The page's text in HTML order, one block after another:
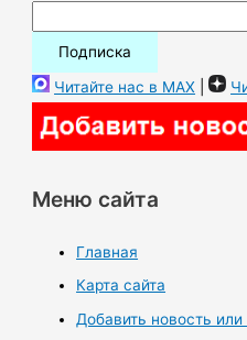
Читайте нас в MAX |
Меню сайта
Главная
Карта сайта
Добавить новость